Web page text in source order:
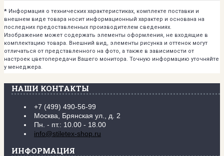
* Информация о технических характеристиках, комплекте поставки и
внешнем виде товара носит информационный характер и основана на
последних предоставленных производителем сведениях.
Изображение может содержать элементы оформления, не входящие в
комплектацию товара. Внешний вид, элементы рисунка и оттенок могут
отличаться от представленного на фото, а также в зависимости от
настроек цветопередачи Вашего монитора. Точную информацию уточняйте
у менеджера.
НАШИ КОНТАКТЫ
+7 (499) 490-56-99
Москва, Брянская ул., д. 2
Пн. - пт.: 10.00 - 18.00
info@stiletex-shop.ru
ИНФОРМАЦИЯ